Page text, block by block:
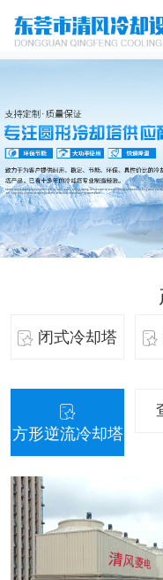
闭式冷却塔
方形逆流冷却塔